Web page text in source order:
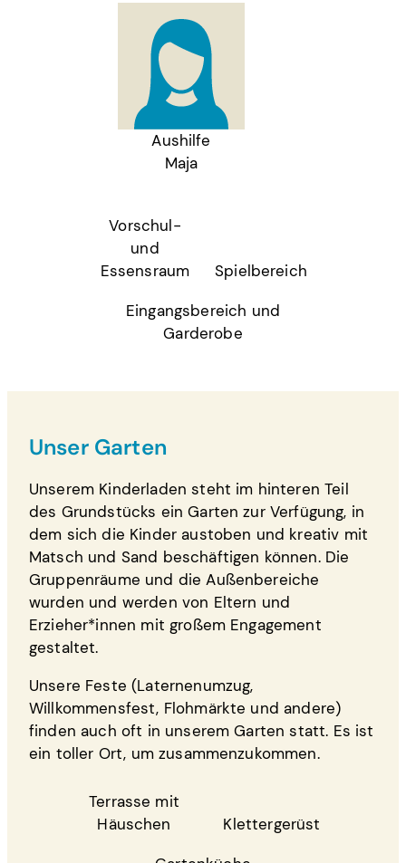
Aushilfe
Maja
Vorschul-
und
Essensraum
Spielbereich
Eingangsbereich und
Garderobe
Unser Garten
Unserem Kinderladen steht im hinteren Teil
des Grundstücks ein Garten zur Verfügung, in
dem sich die Kinder austoben und kreativ mit
Matsch und Sand beschäftigen können. Die
Gruppenräume und die Außenbereiche
wurden und werden von Eltern und
Erzieher*innen mit großem Engagement
gestaltet.
Unsere Feste (Laternenumzug,
Willkommensfest, Flohmärkte und andere)
finden auch oft in unserem Garten statt. Es ist
ein toller Ort, um zusammenzukommen.
Terrasse mit
Häuschen
Klettergerüst